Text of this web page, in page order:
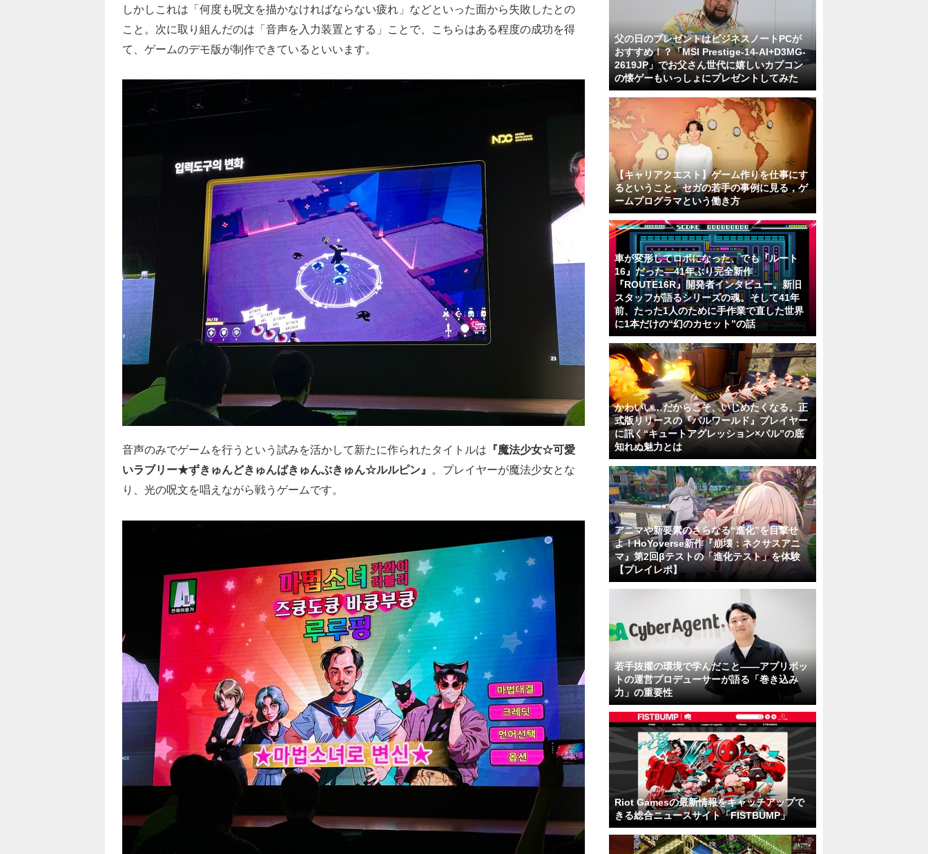
しかしこれは「何度も呪文を描かなければならない疲れ」などといった面から失敗したとの
こと。次に取り組んだのは「音声を入力装置とする」ことで、こちらはある程度の成功を得
て、ゲームのデモ版が制作できているといいます。
音声のみでゲームを行うという試みを活かして新たに作られたタイトルは 『魔法少女☆可愛
いラブリー★ずきゅんどきゅんばきゅんぶきゅん☆ルルピン』
。プレイヤーが魔法少女とな
り、光の呪文を唱えながら戦うゲームです。
父の日のプレゼントはビジネスノートPCが
おすすめ！？「MSI Prestige-14-AI+D3MG-
2619JP」でお父さん世代に嬉しいカプコン
の懐ゲーもいっしょにプレゼントしてみた
【キャリアクエスト】ゲーム作りを仕事にす
るということ。セガの若手の事例に見る，ゲ
ームプログラマという働き方
車が変形してロボになった、でも『ルート
16』だった―41年ぶり完全新作
『ROUTE16R』開発者インタビュー。新旧
スタッフが語るシリーズの魂。そして41年
前、たった1人のために手作業で直した世界
に1本だけの“幻のカセット”の話
かわいい…だからこそ、いじめたくなる。正
式版リリースの『パルワールド』プレイヤー
に訊く“キュートアグレッション×パル”の底
知れぬ魅力とは
アニマや新要素のさらなる“進化”を目撃せ
よ！HoYoverse新作『崩壊：ネクサスアニ
マ』第2回βテストの「進化テスト」を体験
【プレイレポ】
若手抜擢の環境で学んだこと――アプリボッ
トの運営プロデューサーが語る「巻き込み
力」の重要性
Riot Gamesの最新情報をキャッチアップで
きる総合ニュースサイト「FISTBUMP」